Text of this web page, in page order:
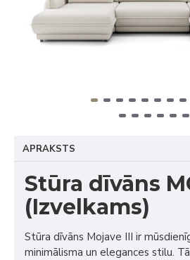
APRAKSTS
Stūra dīvāns
(Izvelkams)
Stūra dīvāns Mojave III ir
minimālisma un elegances stilu.